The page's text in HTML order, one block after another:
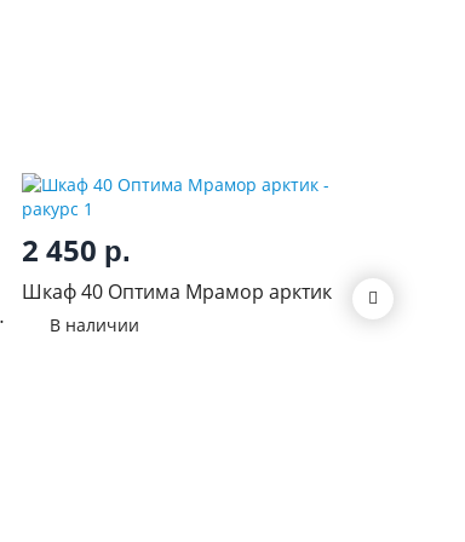
2 450 р.
Шкаф 40 Оптима Мрамор арктик
В наличии